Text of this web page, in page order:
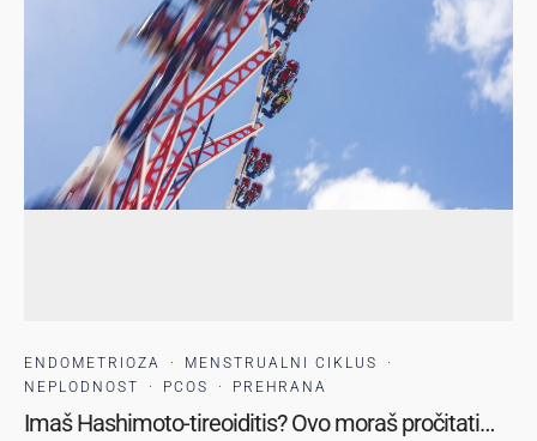
ENDOMETRIOZA · MENSTRUALNI CIKLUS
·
NEPLODNOST
· PCOS · PREHRANA
Imaš Hashimoto-tireoiditis? Ovo moraš pročitati…